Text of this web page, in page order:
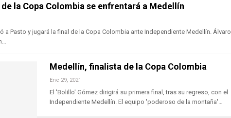
la Copa Colombia se enfrentará a Medellín
a Pasto y jugará la final de la Copa Colombia ante Independiente Medellín. Álvaro
Medellín, finalista de la Copa Colombia
Ene 29, 2021
El 'Bolillo' Gómez dirigirá su primera final, tras su regreso, con el
Independiente Medellín. El equipo 'poderoso de la montaña'…